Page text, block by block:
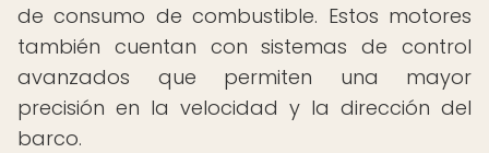
de consumo de combustible. Estos motores
también cuentan con sistemas de control
avanzados que permiten una mayor
precisión en la velocidad y la dirección del
barco.